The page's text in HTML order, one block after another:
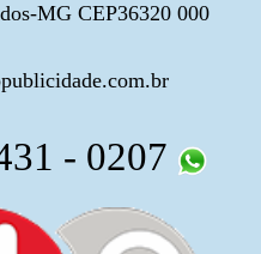
MG CEP36320 000
- 0207